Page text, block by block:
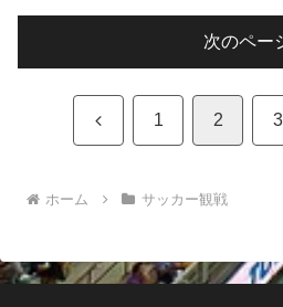
次のペー
前 1 2 3
ホーム サッカー観戦